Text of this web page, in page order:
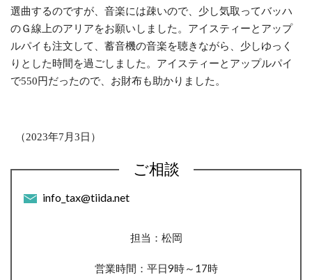
選曲するのですが、音楽には疎いので、少し気取ってバッハ
のＧ線上のアリアをお願いしました。アイスティーとアップ
ルパイも注文して、蓄音機の音楽を聴きながら、少しゆっく
りとした時間を過ごしました。アイスティーとアップルパイ
で550円だったので、お財布も助かりました。
（2023年7 月3 日）
ご相談
info_tax@tiida.net
担当：松岡
営業時間：平日9時～17時